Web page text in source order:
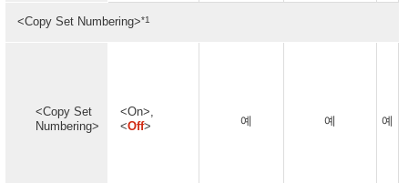
<Copy Set Numbering>*1
<Copy Set
Numbering>
<On>,
<Off> 예 예 예